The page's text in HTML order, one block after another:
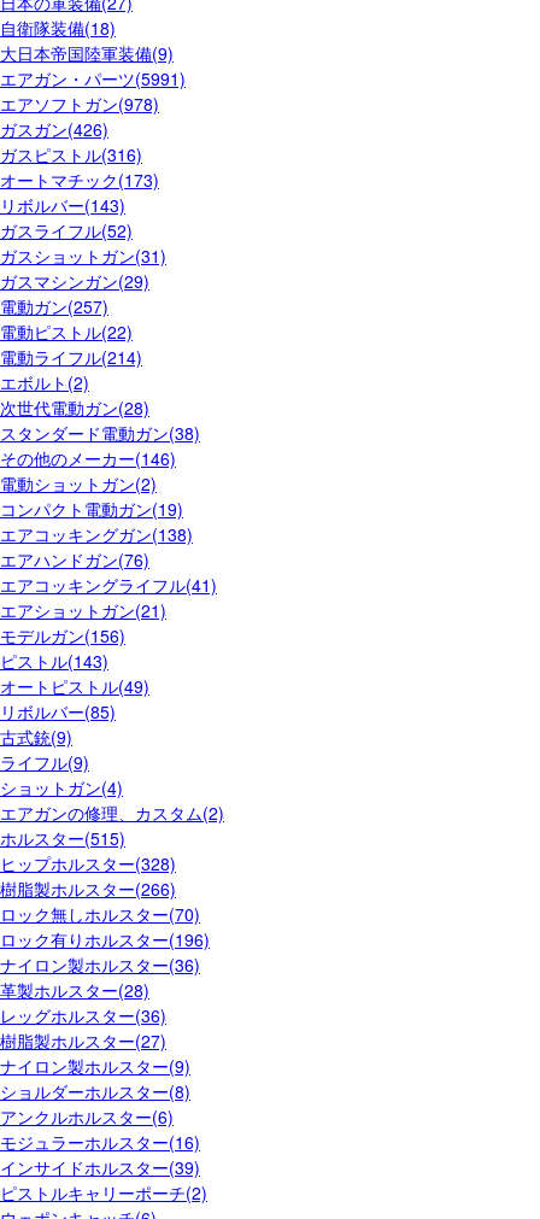
自衛隊装備(18)
大日本帝国陸軍装備(9)
エアガン・パーツ(5991)
エアソフトガン(978)
ガスガン(426)
ガスピストル(316)
オートマチック(173)
リボルバー(143)
ガスライフル(52)
ガスショットガン(31)
ガスマシンガン(29)
電動ガン(257)
電動ピストル(22)
電動ライフル(214)
エボルト(2)
次世代電動ガン(28)
スタンダード電動ガン(38)
その他のメーカー(146)
電動ショットガン(2)
コンパクト電動ガン(19)
エアコッキングガン(138)
エアハンドガン(76)
エアコッキングライフル(41)
エアショットガン(21)
モデルガン(156)
ピストル(143)
オートピストル(49)
リボルバー(85)
古式銃(9)
ライフル(9)
ショットガン(4)
エアガンの修理、カスタム(2)
ホルスター(515)
ヒップホルスター(328)
樹脂製ホルスター(266)
ロック無しホルスター(70)
ロック有りホルスター(196)
ナイロン製ホルスター(36)
革製ホルスター(28)
レッグホルスター(36)
樹脂製ホルスター(27)
ナイロン製ホルスター(9)
ショルダーホルスター(8)
アンクルホルスター(6)
モジュラーホルスター(16)
インサイドホルスター(39)
ピストルキャリーポーチ(2)